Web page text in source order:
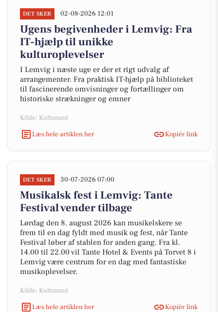
DET SKER 02-08-2026 12:01
Ugens begivenheder i Lemvig: Fra
IT-hjælp til unikke
kulturoplevelser
I Lemvig i næste uge er der et rigt udvalg af
arrangementer. Fra praktisk IT-hjælp på biblioteket
til fascinerende omvisninger og fortællinger om
historiske strækninger og emner
Kilde: Kultunaut
Læs hele artiklen her
Kopiér link
DET SKER 30-07-2026 07:00
Musikalsk fest i Lemvig: Tante
Festival vender tilbage
Lørdag den 8. august 2026 kan musikelskere se
frem til en dag fyldt med musik og fest, når Tante
Festival løber af stablen for anden gang. Fra kl.
14.00 til 22.00 vil Tante Hotel & Events på Torvet 8 i
Lemvig være centrum for en dag med fantastiske
musikoplevelser.
Kilde: Kultunaut
Læs hele artiklen her
Kopiér link